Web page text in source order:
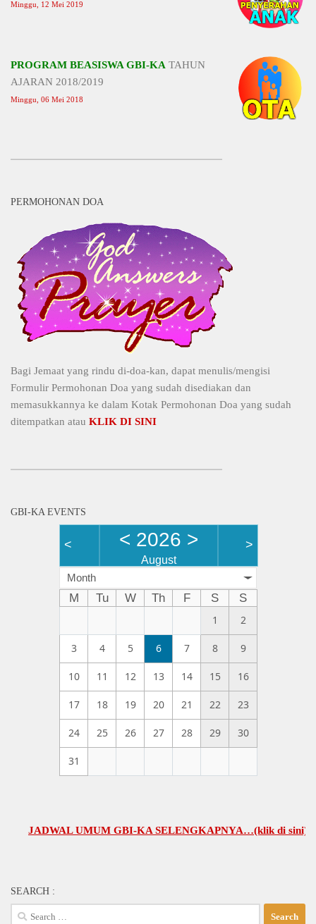
Minggu, 12 Mei 2019
PROGRAM BEASISWA GBI-KA TAHUN
AJARAN 2018/2019
Minggu, 06 Mei 2018
PERMOHONAN DOA
Bagi Jemaat yang rindu di-doa-kan, dapat menulis/mengisi
Formulir Permohonan Doa yang sudah disediakan dan
memasukkannya ke dalam Kotak Permohonan Doa yang sudah
ditempatkan atau KLIK DI SINI
GBI-KA EVENTS
< < 2026 >
August
>
Month
M Tu W Th F S
S
1
2
3 4 5 6 7 8 9
10 11 12 13 14 15 16
17 18 19 20 21 22 23
24 25 26 27 28 29 30
31
JADWAL UMUM GBI-KA SELENGKAPNYA…(klik di sini)
SEARCH :
Search